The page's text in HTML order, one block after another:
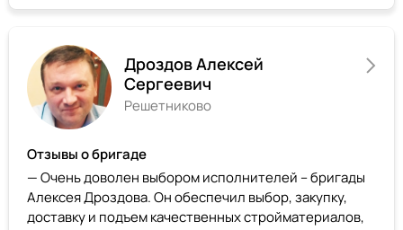
Дроздов Алексей
Сергеевич
Решетниково
Отзывы о бригаде
— Очень доволен выбором исполнителей – бригады
Алексея Дроздова. Он обеспечил выбор, закупку,
доставку и подъем качественных стройматериалов,